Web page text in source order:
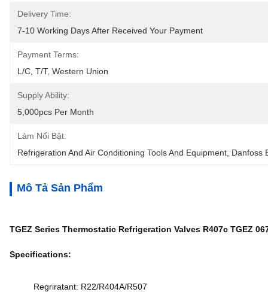
Delivery Time:
7-10 Working Days After Received Your Payment
Payment Terms:
L/C, T/T, Western Union
Supply Ability:
5,000pcs Per Month
Làm Nổi Bật:
Refrigeration And Air Conditioning Tools And Equipment Danfoss
Mô Tả Sản Phẩm
TGEZ Series Thermostatic Refrigeration Valves R407c TGEZ
Specifications:
Regriratant: R22/R404A/R507